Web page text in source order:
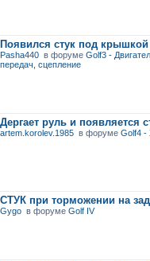
Появился стук под крышкой
Pasha440 в форумеGolf3 -
передач, сцепление
Дергает руль и появляется
artem.korolev.1985 в форумеGolf4 -
СТУК при торможении на
Gygo в форумеGolf IV